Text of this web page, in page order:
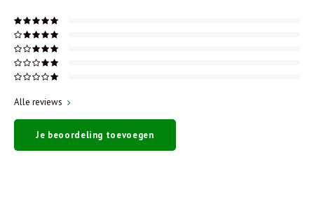
Alle reviews
Je beoordeling toevoegen